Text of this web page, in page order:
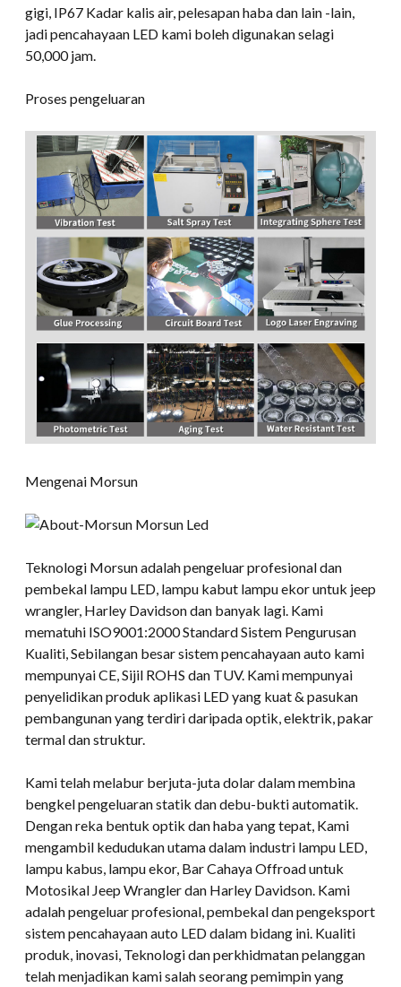
gigi, IP67 Kadar kalis air, pelesapan haba dan lain -lain,
jadi pencahayaan LED kami boleh digunakan selagi
50,000 jam.
Proses pengeluaran
Mengenai Morsun
Teknologi Morsun adalah pengeluar profesional dan
pembekal lampu LED, lampu kabut lampu ekor untuk jeep
wrangler, Harley Davidson dan banyak lagi. Kami
mematuhi ISO9001:2000 Standard Sistem Pengurusan
Kualiti, Sebilangan besar sistem pencahayaan auto kami
mempunyai CE, Sijil ROHS dan TUV. Kami mempunyai
penyelidikan produk aplikasi LED yang kuat & pasukan
pembangunan yang terdiri daripada optik, elektrik, pakar
termal dan struktur.
Kami telah melabur berjuta-juta dolar dalam membina
bengkel pengeluaran statik dan debu-bukti automatik.
Dengan reka bentuk optik dan haba yang tepat, Kami
mengambil kedudukan utama dalam industri lampu LED,
lampu kabus, lampu ekor, Bar Cahaya Offroad untuk
Motosikal Jeep Wrangler dan Harley Davidson. Kami
adalah pengeluar profesional, pembekal dan pengeksport
sistem pencahayaan auto LED dalam bidang ini. Kualiti
produk, inovasi, Teknologi dan perkhidmatan pelanggan
telah menjadikan kami salah seorang pemimpin yang